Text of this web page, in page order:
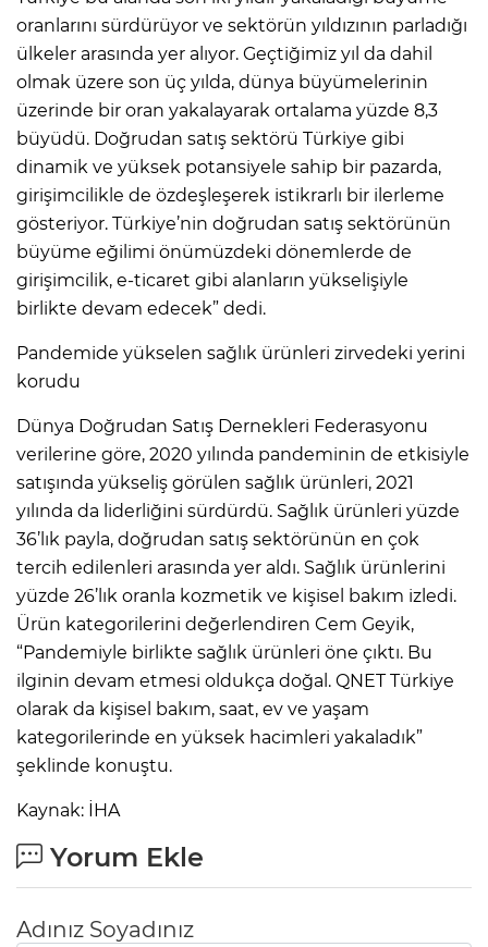
oranlarını sürdürüyor ve sektörün yıldızının parladığı
ülkeler arasında yer alıyor. Geçtiğimiz yıl da dahil
olmak üzere son üç yılda, dünya büyümelerinin
üzerinde bir oran yakalayarak ortalama yüzde 8,3
büyüdü. Doğrudan satış sektörü Türkiye gibi
dinamik ve yüksek potansiyele sahip bir pazarda,
girişimcilikle de özdeşleşerek istikrarlı bir ilerleme
gösteriyor. Türkiye’nin doğrudan satış sektörünün
büyüme eğilimi önümüzdeki dönemlerde de
girişimcilik, e-ticaret gibi alanların yükselişiyle
birlikte devam edecek” dedi.
Pandemide yükselen sağlık ürünleri zirvedeki yerini
korudu
Dünya Doğrudan Satış Dernekleri Federasyonu
verilerine göre, 2020 yılında pandeminin de etkisiyle
satışında yükseliş görülen sağlık ürünleri, 2021
yılında da liderliğini sürdürdü. Sağlık ürünleri yüzde
36’lık payla, doğrudan satış sektörünün en çok
tercih edilenleri arasında yer aldı. Sağlık ürünlerini
yüzde 26’lık oranla kozmetik ve kişisel bakım izledi.
Ürün kategorilerini değerlendiren Cem Geyik,
“Pandemiyle birlikte sağlık ürünleri öne çıktı. Bu
ilginin devam etmesi oldukça doğal. QNET Türkiye
olarak da kişisel bakım, saat, ev ve yaşam
kategorilerinde en yüksek hacimleri yakaladık”
şeklinde konuştu.
Kaynak: İHA
Yorum Ekle
Adınız Soyadınız